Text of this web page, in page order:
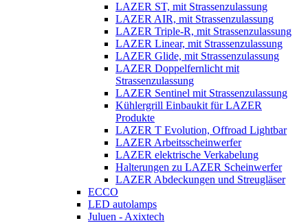
LAZER ST, mit Strassenzulassung
LAZER AIR, mit Strassenzulassung
LAZER Triple-R, mit Strassenzulassung
LAZER Linear, mit Strassenzulassung
LAZER Glide, mit Strassenzulassung
LAZER Doppelfernlicht mit
Strassenzulassung
LAZER Sentinel mit Strassenzulassung
Kühlergrill Einbaukit für LAZER
Produkte
LAZER T Evolution, Offroad Lightbar
LAZER Arbeitsscheinwerfer
LAZER elektrische Verkabelung
Halterungen zu LAZER Scheinwerfer
LAZER Abdeckungen und Streugläser
ECCO
LED autolamps
Juluen - Axixtech